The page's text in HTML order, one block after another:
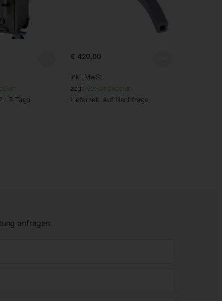
- 3 Tage
€ 420,00
inkl. MwSt.
zzgl. Versandkosten
Lieferzeit: Auf Nachfrage
anfragen